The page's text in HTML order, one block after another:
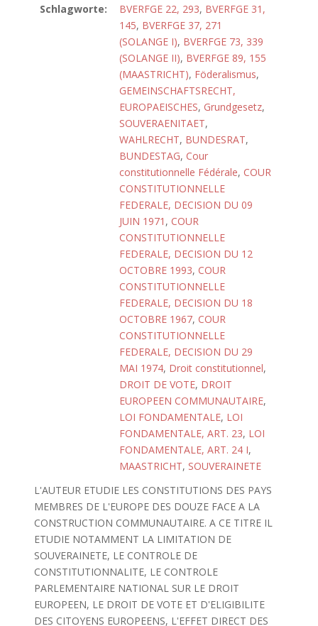
Schlagworte:
BVERFGE 22, 293, BVERFGE 31,
145, BVERFGE 37, 271
(SOLANGE I), BVERFGE 73, 339
(SOLANGE II), BVERFGE 89, 155
(MAASTRICHT), Föderalismus,
GEMEINSCHAFTSRECHT,
EUROPAEISCHES, Grundgesetz,
SOUVERAENITAET,
WAHLRECHT, BUNDESRAT,
BUNDESTAG, Cour
constitutionnelle Fédérale, COUR
CONSTITUTIONNELLE
FEDERALE, DECISION DU 09
JUIN 1971 , COUR
CONSTITUTIONNELLE
FEDERALE, DECISION DU 12
OCTOBRE 1993, COUR
CONSTITUTIONNELLE
FEDERALE, DECISION DU 18
OCTOBRE 1967, COUR
CONSTITUTIONNELLE
FEDERALE, DECISION DU 29
MAI 1974, Droit constitutionnel,
DROIT DE VOTE, DROIT
EUROPEEN COMMUNAUTAIRE,
LOI FONDAMENTALE, LOI
FONDAMENTALE, ART. 23, LOI
FONDAMENTALE, ART. 24 I,
MAASTRICHT, SOUVERAINETE
L'AUTEUR ETUDIE LES CONSTITUTIONS DES PAYS
MEMBRES DE L'EUROPE DES DOUZE FACE A LA
CONSTRUCTION COMMUNAUTAIRE. A CE TITRE IL
ETUDIE NOTAMMENT LA LIMITATION DE
SOUVERAINETE, LE CONTROLE DE
CONSTITUTIONNALITE, LE CONTROLE
PARLEMENTAIRE NATIONAL SUR LE DROIT
EUROPEEN, LE DROIT DE VOTE ET D'ELIGIBILITE
DES CITOYENS EUROPEENS, L'EFFET DIRECT DES